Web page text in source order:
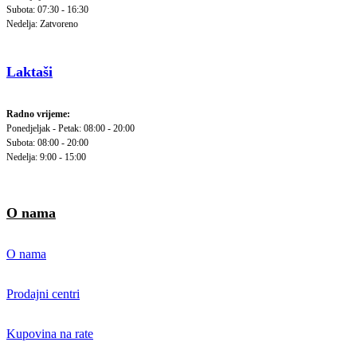
Subota: 07:30 - 16:30
Nedelja: Zatvoreno
Laktaši
Radno vrijeme:
Ponedjeljak - Petak: 08:00 - 20:00
Subota: 08:00 - 20:00
Nedelja: 9:00 - 15:00
O nama
O nama
Prodajni centri
Kupovina na rate